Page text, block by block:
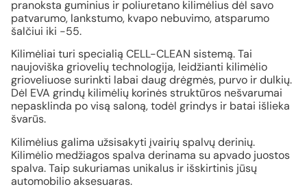
pranoksta guminius ir poliuretano kilimėlius dėl savo
patvarumo, lankstumo, kvapo nebuvimo, atsparumo
šalčiui iki -55.
Kilimėliai turi specialią CELL-CLEAN sistemą. Tai
naujoviška griovelių technologija, leidžianti kilimėlio
grioveliuose surinkti labai daug drėgmės, purvo ir dulkių.
Dėl EVA grindų kilimėlių korinės struktūros nešvarumai
nepasklinda po visą saloną, todėl grindys ir batai išlieka
švarūs.
Kilimėlius galima užsisakyti įvairių spalvų derinių.
Kilimėlio medžiagos spalva derinama su apvado juostos
spalva. Taip sukuriamas unikalus ir išskirtinis jūsų
automobilio aksesuaras.